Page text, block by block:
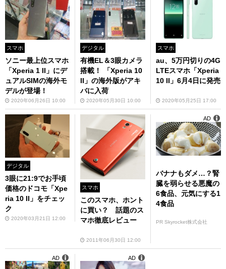
スマホ
ソニー最上位スマホ
「Xperia 1 II」にデ
ュアルSIMの海外モ
デルが登場！
2020年06月26日 10:00
デジタル
有機EL＆3眼カメラ
搭載！ 「Xperia 10
II」の海外版がアキ
バに入荷
2020年05月30日 10:00
スマホ
au、5万円切りの4G
LTEスマホ「Xperia
10 II」6月4日に発売
2020年05月25日 17:00
デジタル
3眼に21:9でお手頃
価格のドコモ「Xpe
ria 10 II」をチェッ
ク
2020年03月21日 12:00
スマホ
このスマホ、ホント
に買い？ 話題のス
マホ徹底レビュー
2011年06月30日 12:00
バナナもダメ…？腎
臓を弱らせる悪魔の
6食品、元気にする1
4食品
PR Skyrocket株式会社
AD
AD AD